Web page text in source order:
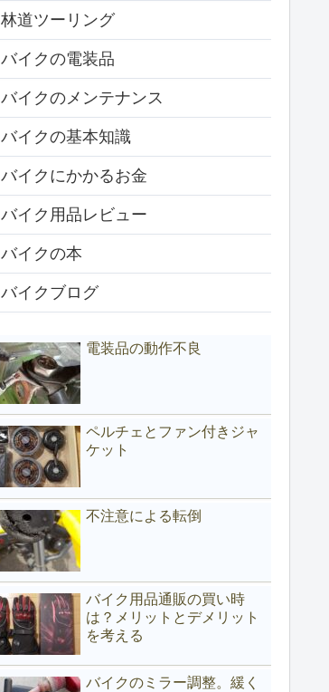
林道ツーリング
バイクの電装品
バイクのメンテナンス
バイクの基本知識
バイクにかかるお金
バイク用品レビュー
バイクの本
バイクブログ
電装品の動作不良
ペルチェとファン付きジャ
ケット
不注意による転倒
バイク用品通販の買い時
は？メリットとデメリット
を考える
バイクのミラー調整。緩く